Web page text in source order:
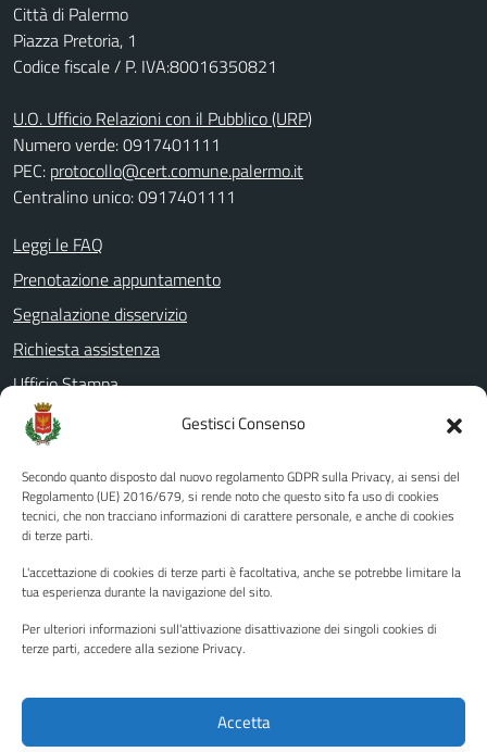
Gestisci Consenso
Secondo quanto disposto dal nuovo regolamento GDPR sulla Privacy, ai sensi del
Regolamento (UE) 2016/679, si rende noto che questo sito fa uso di cookies
tecnici, che non tracciano informazioni di carattere personale, e anche di cookies
di terze parti.
L'accettazione di cookies di terze parti è facoltativa, anche se potrebbe limitare la
tua esperienza durante la navigazione del sito.
Per ulteriori informazioni sull'attivazione disattivazione dei singoli cookies di
terze parti, accedere alla sezione Privacy.
Accetta
Città di Palermo
Piazza Pretoria, 1
Codice fiscale / P. IVA:80016350821
U.O. Ufficio Relazioni con il Pubblico (URP)
Numero verde: 0917401111
PEC: protocollo@cert.comune.palermo.it
Centralino unico: 0917401111
Leggi le FAQ
Prenotazione appuntamento
Segnalazione disservizio
Richiesta assistenza
Ufficio Stampa
Amministrazione Trasparente
Albo pretorio
Informativa privacy
Note legali
Piano di miglioramento del sito
Instagram